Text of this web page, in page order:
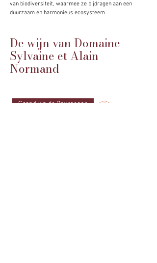
van biodiversiteit, waarmee ze bijdragen aan een
duurzaam en harmonieus ecosysteem.
De wijn van Domaine
Sylvaine et Alain
Normand
Grand vin de Bourgogne